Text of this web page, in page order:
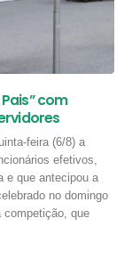
com
feira (6/8) a
efetivos,
e que antecipou a
no domingo
competição, que